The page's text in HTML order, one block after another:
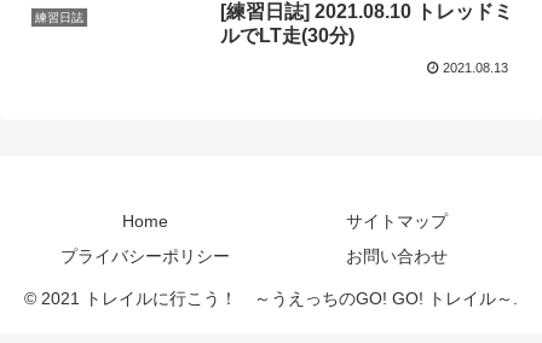
練習日誌
[練習日誌] 2021.08.10 トレッドミ
ルでLT走(30分)
2021.08.13
Home
サイトマップ
プライバシーポリシー
お問い合わせ
© 2021 トレイルに行こう！ ～うえっちのGO! GO! トレイル～.